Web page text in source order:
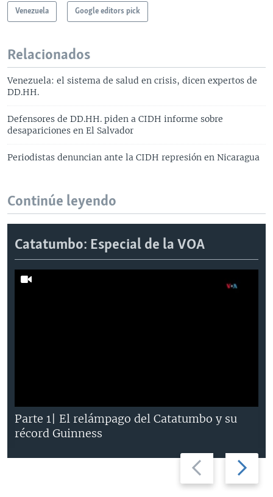
Venezuela Google editors pick
Relacionados
Venezuela: el sistema de salud en crisis, dicen expertos de
DD.HH.
Defensores de DD.HH. piden a CIDH informe sobre
desapariciones en El Salvador
Periodistas denuncian ante la CIDH represión en Nicaragua
Continúe leyendo
Catatumbo: Especial de la VOA
Previous
slide
Next
slide
Parte 1| El relámpago del Catatumbo y su
récord Guinness